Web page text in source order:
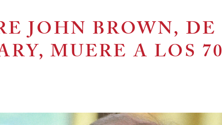
JOHN BROWN, DE
MUERE A LOS 70